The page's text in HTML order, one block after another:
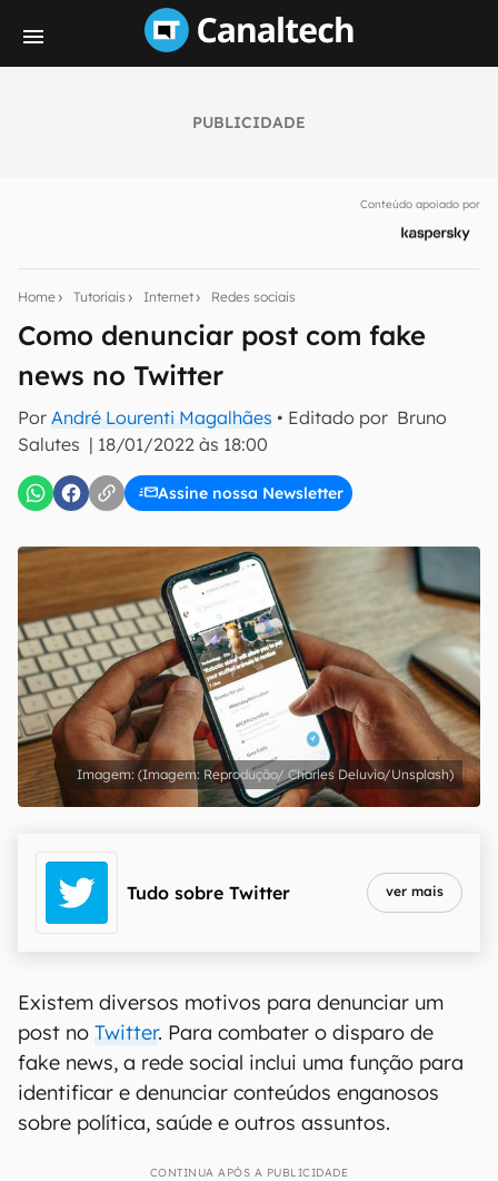
PUBLICIDADE
Conteúdo apoiado por
Home Tutoriais Internet Redes sociais
Como denunciar post com fake
news no Twitter
Por André Lourenti Magalhães • Editado por Bruno
Salutes | 18/01/2022 às 18:00
Assine nossa Newsletter
notícias e reviews sobre tecnologia em primeira
inscreva-se
Confirmo que li, aceito e concordo com os
(Imagem: Reprodução/ Charles Deluvio/Unsplash)
Tudo sobre Twitter ver mais
Existem diversos motivos para denunciar um
post no Twitter. Para combater o disparo de
fake news, a rede social inclui uma função para
identificar e denunciar conteúdos enganosos
sobre política, saúde e outros assuntos.
CONTINUA APÓS A PUBLICIDADE